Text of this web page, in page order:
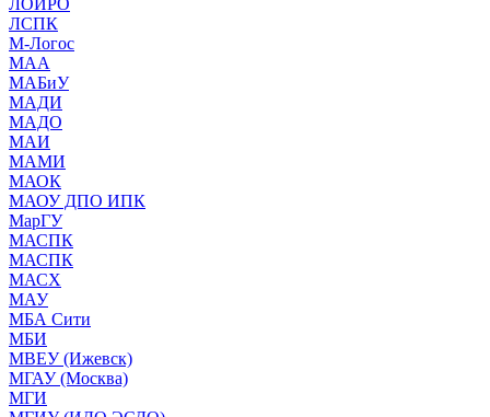
ЛСПК
М-Логос
МАА
МАБиУ
МАДИ
МАДО
МАИ
МАМИ
МАОК
МАОУ ДПО ИПК
МарГУ
МАСПК
МАСПК
МАСХ
МАУ
МБА Сити
МБИ
МВЕУ (Ижевск)
МГАУ (Москва)
МГИ